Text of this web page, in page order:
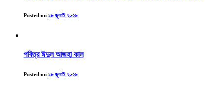
Posted on ১৮ জুলাই ২০২৬
পবিত্র ঈদুল আজহা কাল
Posted on ১৮ জুলাই ২০২৬